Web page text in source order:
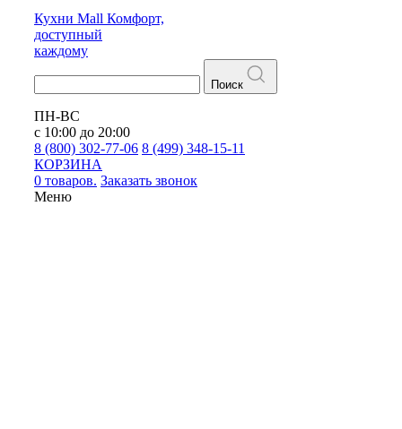
Кухни Mall Комфорт,
доступный
каждому
Поиск
ПН-ВС
с 10:00 до 20:00
8 (800) 302-77-06 8 (499) 348-15-11
КОРЗИНА
0 товаров. Заказать звонок
Меню